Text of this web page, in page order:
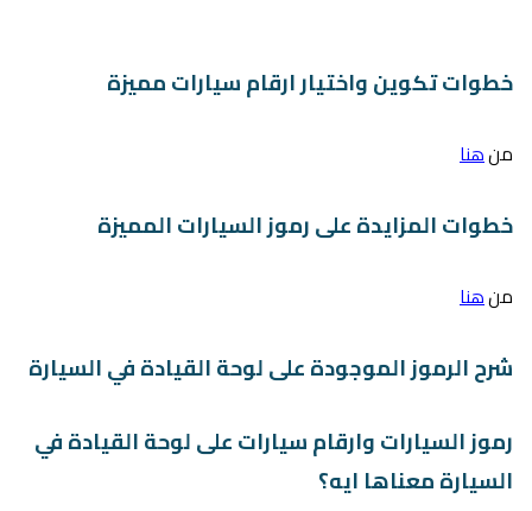
خطوات تكوين واختيار ارقام سيارات مميزة
منهنا
خطوات المزايدة على رموز السيارات المميزة
منهنا
شرح الرموز الموجودة على لوحة القيادة في السيارة
رموز السيارات وارقام سيارات على لوحة القيادة في
السيارة معناها ايه؟